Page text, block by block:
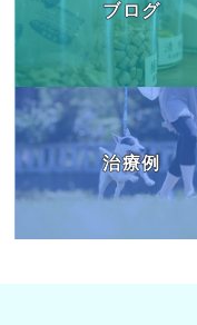
ブログ
治療例